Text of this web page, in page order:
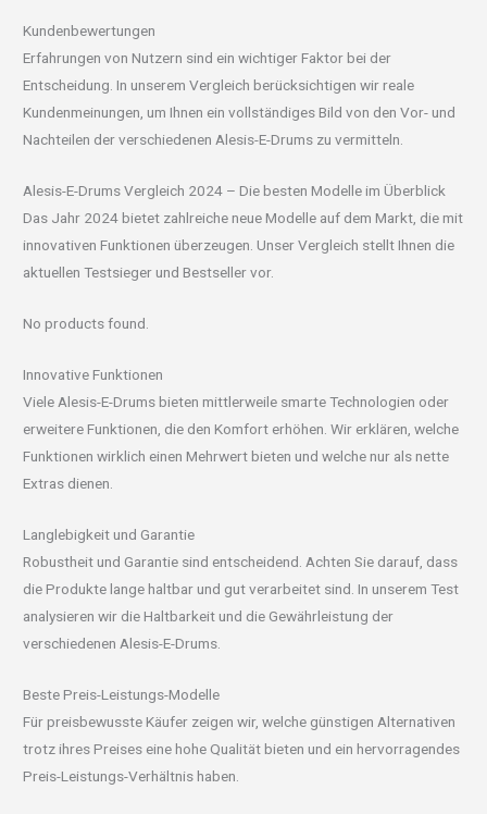
Kundenbewertungen
Erfahrungen von Nutzern sind ein wichtiger Faktor bei der
Entscheidung. In unserem Vergleich berücksichtigen wir reale
Kundenmeinungen, um Ihnen ein vollständiges Bild von den Vor- und
Nachteilen der verschiedenen Alesis-E-Drums zu vermitteln.
Alesis-E-Drums Vergleich 2024 – Die besten Modelle im Überblick
Das Jahr 2024 bietet zahlreiche neue Modelle auf dem Markt, die mit
innovativen Funktionen überzeugen. Unser Vergleich stellt Ihnen die
aktuellen Testsieger und Bestseller vor.
No products found.
Innovative Funktionen
Viele Alesis-E-Drums bieten mittlerweile smarte Technologien oder
erweitere Funktionen, die den Komfort erhöhen. Wir erklären, welche
Funktionen wirklich einen Mehrwert bieten und welche nur als nette
Extras dienen.
Langlebigkeit und Garantie
Robustheit und Garantie sind entscheidend. Achten Sie darauf, dass
die Produkte lange haltbar und gut verarbeitet sind. In unserem Test
analysieren wir die Haltbarkeit und die Gewährleistung der
verschiedenen Alesis-E-Drums.
Beste Preis-Leistungs-Modelle
Für preisbewusste Käufer zeigen wir, welche günstigen Alternativen
trotz ihres Preises eine hohe Qualität bieten und ein hervorragendes
Preis-Leistungs-Verhältnis haben.